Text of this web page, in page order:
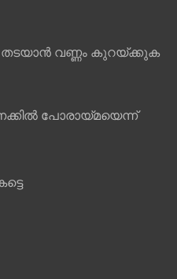
തടയാൻ വണ്ണം കുറയ്ക്കുക
പോരായ്മയെന്ന്